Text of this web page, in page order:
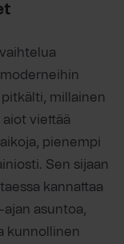
millainen
viettää
pienempi
Sen sijaan
kannattaa
asuntoa,
kunnollinen